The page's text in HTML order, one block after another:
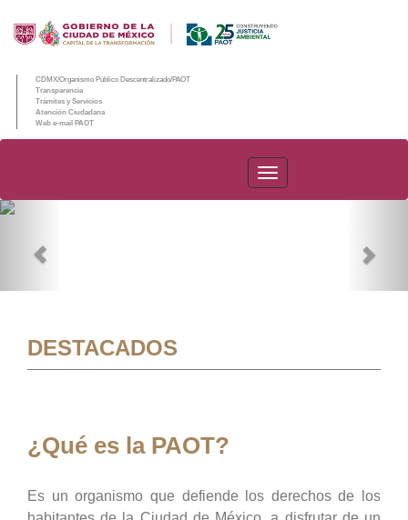
CDMX/Organismo Público Descentralizado/PAOT
Transparencia
Trámites y Servicios
Atención Ciudadana
Web e-mail PAOT
PAOT
DESTACADOS
¿Qué es la PAOT?
Es un organismo que defiende los derechos de los